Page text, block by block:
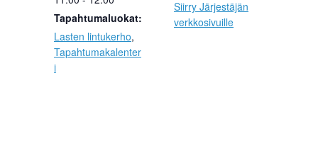
Tapahtumaluokat:
Lasten lintukerho,
Tapahtumakalenter
i
Siirry Järjestäjän
verkkosivuille